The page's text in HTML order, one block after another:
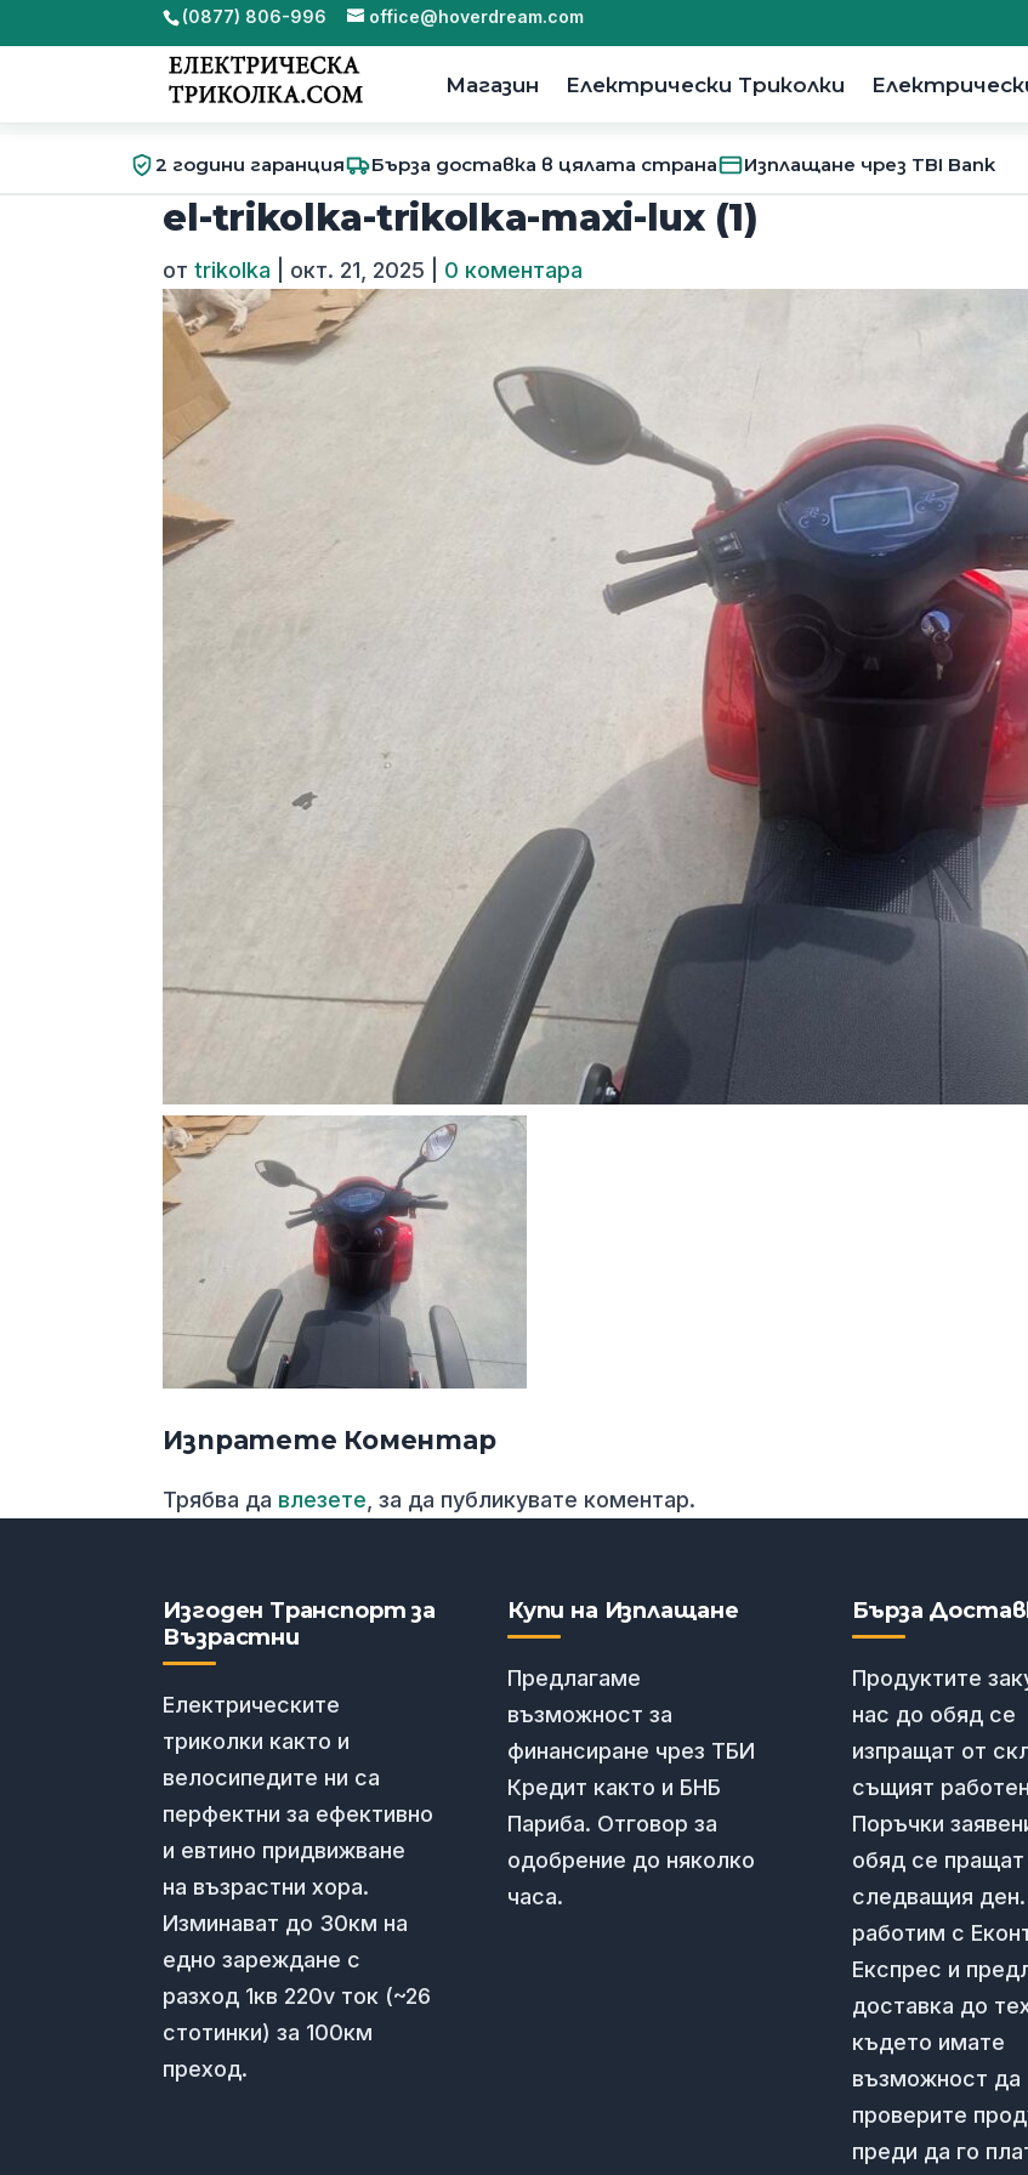
(0877) 806-996 office@hoverdream.com
Магазин Електрически Триколки
2 години гаранция Бърза доставка в цялата страна Изплащане чрез TBI Bank
el-trikolka-trikolka-maxi-lux (1)
отtrikolka окт. 21, 2025 0 коментара
Изпратете Коментар
Трябва да влезете , за да публикувате коментар.
Изгоден Транспорт за
Възрастни
Електрическите
триколки както и
велосипедите ни са
перфектни за ефективно
и евтино придвижване
на възрастни хора.
Изминават до 30км на
едно зареждане с
разход 1кв 220v ток (~26
стотинки) за 100км
преход.
Купи на Изплащане
Предлагаме
възможност за
финансиране чрез ТБИ
Кредит както и БНБ
Париба. Отговор за
одобрение до няколко
часа.
Бърза
Продуктите
нас до обяд се
изпращат от
същият
Поръчки
обяд се пращат
следващия
работим с
Експрес и
доставка до
където имате
възможност да
проверите
преди да го